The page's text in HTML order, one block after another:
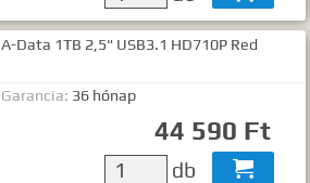
A-Data 1TB 2,5" USB3.1 HD710P Red
Garancia: 36 hónap
44 590 Ft
db 